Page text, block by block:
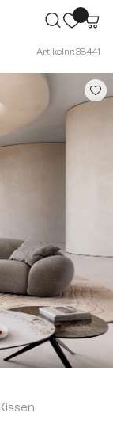
Artikelnr.: 38441